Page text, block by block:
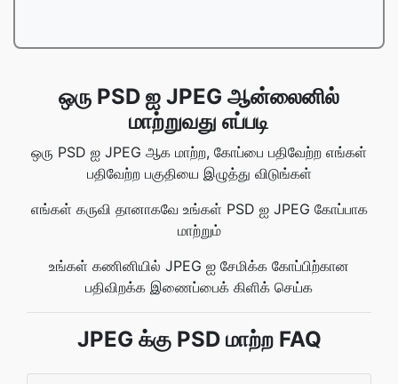
ஒரு PSD ஐ JPEG ஆன்லைனில்
மாற்றுவது எப்படி
ஒரு PSD ஐ JPEG ஆக மாற்ற, கோப்பை பதிவேற்ற எங்கள்
பதிவேற்ற பகுதியை இழுத்து விடுங்கள்
எங்கள் கருவி தானாகவே உங்கள் PSD ஐ JPEG கோப்பாக
மாற்றும்
உங்கள் கணினியில் JPEG ஐ சேமிக்க கோப்பிற்கான
பதிவிறக்க இணைப்பைக் கிளிக் செய்க
JPEG க்கு PSD மாற்ற FAQ